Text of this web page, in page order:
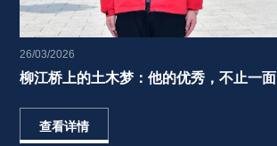
26/03/2026
柳江桥上的土木梦：他的优秀，不止一面
查看详情